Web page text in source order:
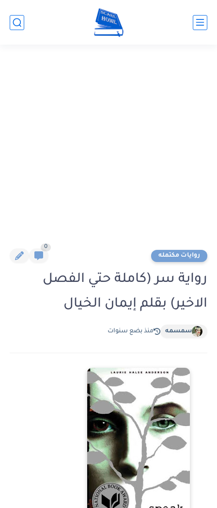
روايات مكتمله
0
رواية سر (كاملة حتي الفصل
الاخير) بقلم إيمان الخيال
سمسمه منذ بضع سنوات